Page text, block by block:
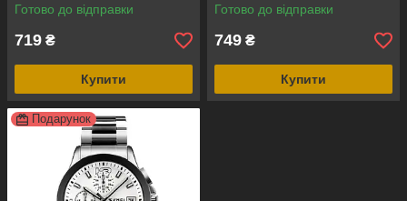
Готово до відправки
719 ₴
Купити
Готово до відправки
749 ₴
Купити
Подарунок